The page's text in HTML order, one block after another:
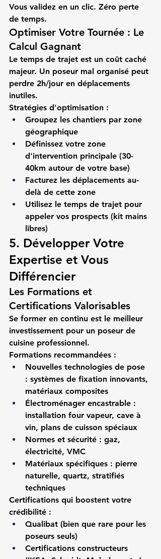
Vous validez en un clic. Zéro perte
de temps.
Optimiser Votre Tournée : Le
Calcul Gagnant
Le temps de trajet est un coût caché
majeur. Un poseur mal organisé peut
perdre 2h/jour en déplacements
inutiles.
Stratégies d'optimisation :
Groupez les chantiers par zone
géographique
Définissez votre zone
d'intervention principale (30-
40km autour de votre base)
Facturez les déplacements au-
delà de cette zone
Utilisez le temps de trajet pour
appeler vos prospects (kit mains
libres)
5. Développer Votre
Expertise et Vous
Différencier
Les Formations et
Certifications Valorisables
Se former en continu est le meilleur
investissement pour un poseur de
cuisine professionnel.
Formations recommandées :
Nouvelles technologies de pose
: systèmes de fixation innovants,
matériaux composites
Électroménager encastrable :
installation four vapeur, cave à
vin, plans de cuisson spéciaux
Normes et sécurité : gaz,
électricité, VMC
Matériaux spécifiques : pierre
naturelle, quartz, stratifiés
techniques
Certifications qui boostent votre
crédibilité :
Qualibat (bien que rare pour les
poseurs seuls)
Certifications constructeurs